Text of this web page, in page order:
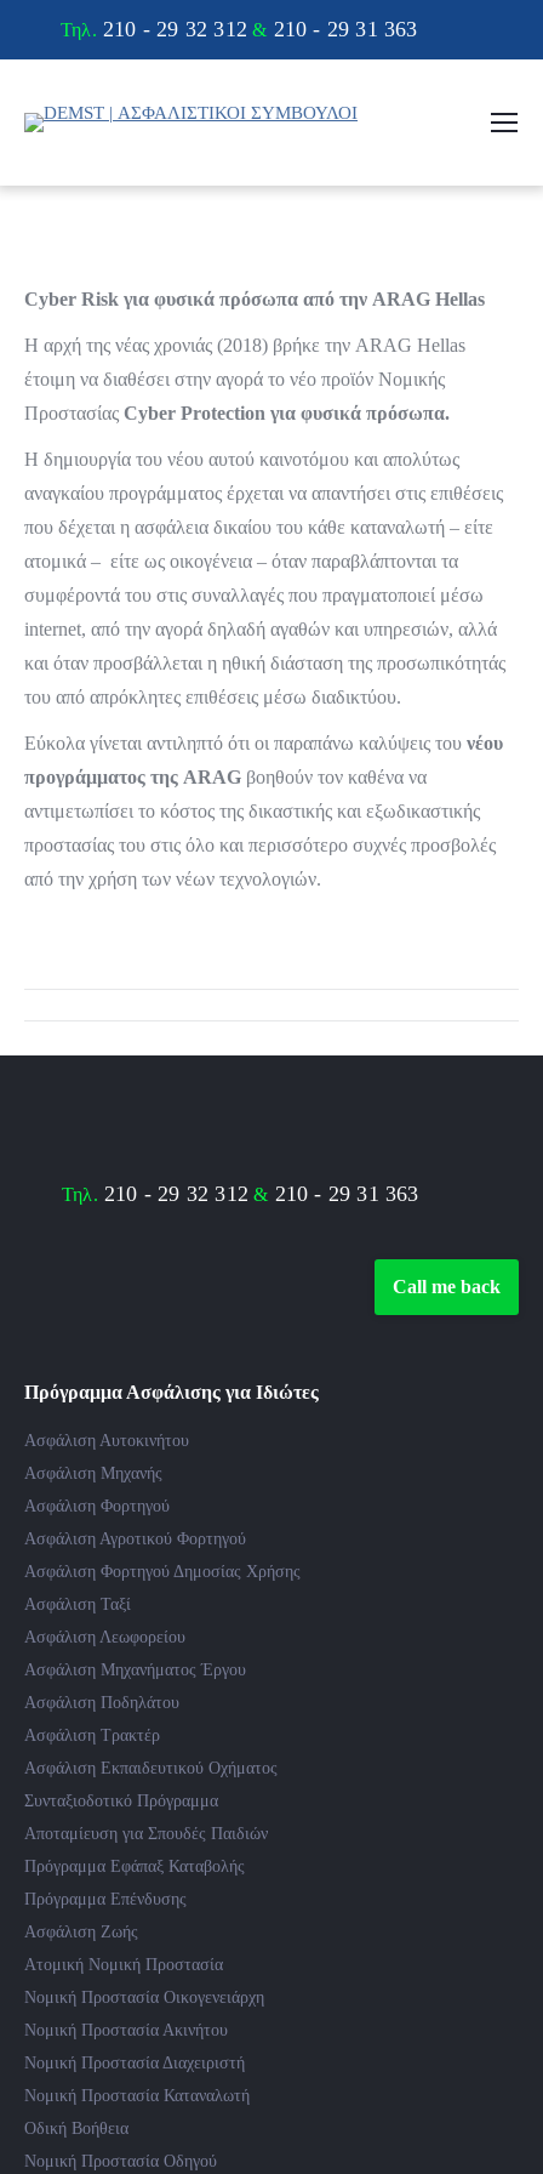
Τηλ. 210 - 29 32 312 & 210 - 29 31 363
Cyber Risk για φυσικά πρόσωπα από την ARAG Hellas
Η αρχή της νέας χρονιάς (2018) βρήκε την ARAG Hellas
έτοιμη να διαθέσει στην αγορά το νέο προϊόν Νομικής
Προστασίας Cyber Protection για φυσικά πρόσωπα.
Η δημιουργία του νέου αυτού καινοτόμου και απολύτως
αναγκαίου προγράμματος έρχεται να απαντήσει στις επιθέσεις
που δέχεται η ασφάλεια δικαίου του κάθε καταναλωτή – είτε
ατομικά – είτε ως οικογένεια – όταν παραβλάπτονται τα
συμφέροντά του στις συναλλαγές που πραγματοποιεί μέσω
internet, από την αγορά δηλαδή αγαθών και υπηρεσιών, αλλά
και όταν προσβάλλεται η ηθική διάσταση της προσωπικότητάς
του από απρόκλητες επιθέσεις μέσω διαδικτύου.
Εύκολα γίνεται αντιληπτό ότι οι παραπάνω καλύψεις του νέου
προγράμματος της ARAG βοηθούν τον καθένα να
αντιμετωπίσει το κόστος της δικαστικής και εξωδικαστικής
προστασίας του στις όλο και περισσότερο συχνές προσβολές
από την χρήση των νέων τεχνολογιών.
Post
navigation
Τηλ. 210 - 29 32 312 & 210 - 29 31 363
Call me back
Πρόγραμμα Ασφάλισης για Ιδιώτες
Ασφάλιση Αυτοκινήτου
Ασφάλιση Μηχανής
Ασφάλιση Φορτηγού
Ασφάλιση Αγροτικού Φορτηγού
Ασφάλιση Φορτηγού Δημοσίας Χρήσης
Ασφάλιση Ταξί
Ασφάλιση Λεωφορείου
Ασφάλιση Μηχανήματος Έργου
Ασφάλιση Ποδηλάτου
Ασφάλιση Τρακτέρ
Ασφάλιση Εκπαιδευτικού Οχήματος
Συνταξιοδοτικό Πρόγραμμα
Αποταμίευση για Σπουδές Παιδιών
Πρόγραμμα Εφάπαξ Καταβολής
Πρόγραμμα Επένδυσης
Ασφάλιση Ζωής
Ατομική Νομική Προστασία
Νομική Προστασία Οικογενειάρχη
Νομική Προστασία Ακινήτου
Νομική Προστασία Διαχειριστή
Νομική Προστασία Καταναλωτή
Οδική Βοήθεια
Νομική Προστασία Οδηγού